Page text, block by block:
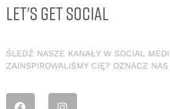
LET'S GET SOCIAL
ŚLEDŹ NASZE KANAŁY W SOCIAL
ZAINSPIROWALIŚMY CIĘ? OZNACZ